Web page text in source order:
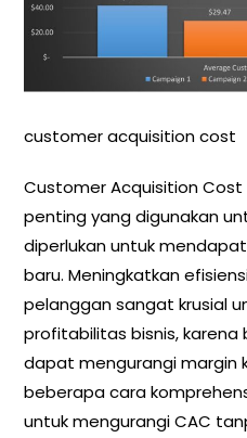
customer acquisition cost
Customer Acquisition
penting yang digunakan
diperlukan untuk
baru. Meningkatkan
pelanggan sangat krusial
profitabilitas bisnis,
dapat mengurangi margin
beberapa cara
untuk mengurangi CAC